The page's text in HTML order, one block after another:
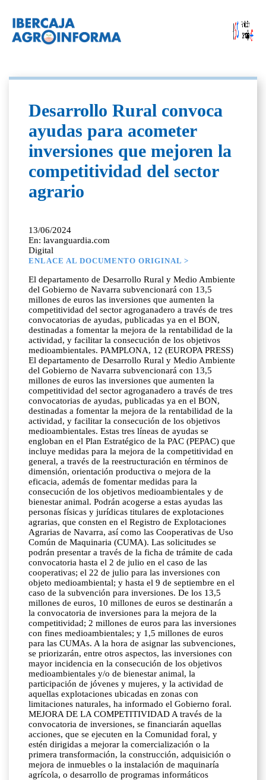
Desarrollo Rural convoca
ayudas para acometer
inversiones que mejoren la
competitividad del sector
agrario
13/06/2024
En: lavanguardia.com
Digital
ENLACE AL DOCUMENTO ORIGINAL >
El departamento de Desarrollo Rural y Medio Ambiente
del Gobierno de Navarra subvencionará con 13,5
millones de euros las inversiones que aumenten la
competitividad del sector agroganadero a través de tres
convocatorias de ayudas, publicadas ya en el BON,
destinadas a fomentar la mejora de la rentabilidad de la
actividad, y facilitar la consecución de los objetivos
medioambientales. PAMPLONA, 12 (EUROPA PRESS)
El departamento de Desarrollo Rural y Medio Ambiente
del Gobierno de Navarra subvencionará con 13,5
millones de euros las inversiones que aumenten la
competitividad del sector agroganadero a través de tres
convocatorias de ayudas, publicadas ya en el BON,
destinadas a fomentar la mejora de la rentabilidad de la
actividad, y facilitar la consecución de los objetivos
medioambientales. Estas tres líneas de ayudas se
engloban en el Plan Estratégico de la PAC (PEPAC) que
incluye medidas para la mejora de la competitividad en
general, a través de la reestructuración en términos de
dimensión, orientación productiva o mejora de la
eficacia, además de fomentar medidas para la
consecución de los objetivos medioambientales y de
bienestar animal. Podrán acogerse a estas ayudas las
personas físicas y jurídicas titulares de explotaciones
agrarias, que consten en el Registro de Explotaciones
Agrarias de Navarra, así como las Cooperativas de Uso
Común de Maquinaria (CUMA). Las solicitudes se
podrán presentar a través de la ficha de trámite de cada
convocatoria hasta el 2 de julio en el caso de las
cooperativas; el 22 de julio para las inversiones con
objeto medioambiental; y hasta el 9 de septiembre en el
caso de la subvención para inversiones. De los 13,5
millones de euros, 10 millones de euros se destinarán a
la convocatoria de inversiones para la mejora de la
competitividad; 2 millones de euros para las inversiones
con fines medioambientales; y 1,5 millones de euros
para las CUMAs. A la hora de asignar las subvenciones,
se priorizarán, entre otros aspectos, las inversiones con
mayor incidencia en la consecución de los objetivos
medioambientales y/o de bienestar animal, la
participación de jóvenes y mujeres, y la actividad de
aquellas explotaciones ubicadas en zonas con
limitaciones naturales, ha informado el Gobierno foral.
MEJORA DE LA COMPETITIVIDAD A través de la
convocatoria de inversiones, se financiarán aquellas
acciones, que se ejecuten en la Comunidad foral, y
estén dirigidas a mejorar la comercialización o la
primera transformación, la construcción, adquisición o
mejora de inmuebles o la instalación de maquinaría
agrícola, o desarrollo de programas informáticos